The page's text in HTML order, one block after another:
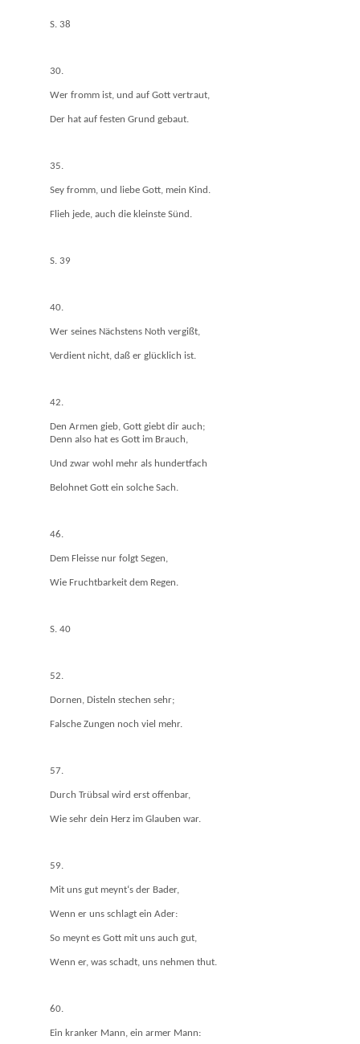
S. 38
30.
Wer fromm ist, und auf Gott vertraut,
Der hat auf festen Grund gebaut.
35.
Sey fromm, und liebe Gott, mein Kind.
Flieh jede, auch die kleinste Sünd.
S. 39
40.
Wer seines Nächstens Noth vergißt,
Verdient nicht, daß er glücklich ist.
42.
Den Armen gieb, Gott giebt dir auch;
Denn also hat es Gott im Brauch,
Und zwar wohl mehr als hundertfach
Belohnet Gott ein solche Sach.
46.
Dem Fleisse nur folgt Segen,
Wie Fruchtbarkeit dem Regen.
S. 40
52.
Dornen, Disteln stechen sehr;
Falsche Zungen noch viel mehr.
57.
Durch Trübsal wird erst offenbar,
Wie sehr dein Herz im Glauben war.
59.
Mit uns gut meynt‘s der Bader,
Wenn er uns schlagt ein Ader:
So meynt es Gott mit uns auch gut,
Wenn er, was schadt, uns nehmen thut.
60.
Ein kranker Mann, ein armer Mann: